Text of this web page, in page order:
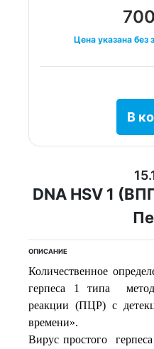
DNA HSV 1
ОПИСАНИЕ
Количественное
герпеса 1 типа
реакции (ПЦР) с
времени».
Вирус простого
Цена указана без
В